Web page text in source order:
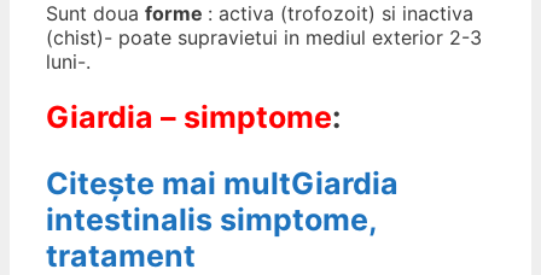
Sunt doua forme : activa (trofozoit) si inactiva
(chist)- poate supravietui in mediul exterior 2-3
luni-.
Giardia – simptome:
Citește mai multGiardia
intestinalis simptome,
tratament